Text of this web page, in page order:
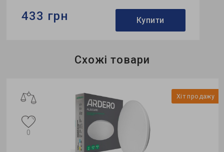
433 грн Купити
Схожі товари
Хіт продажу
0